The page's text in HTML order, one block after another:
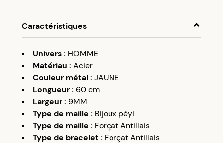
Caractéristiques
Univers: HOMME
Matériau : Acier
Couleur métal: JAUNE
Longueur: 60 cm
Largeur: 9MM
Type de maille : Bijoux péyi
Type de maille : Forçat Antillais
Type de bracelet : Forçat Antillais